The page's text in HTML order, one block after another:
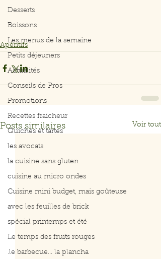
Desserts
Boissons
Les menus de la semaine
Petits déjeuners
Actualités
Conseils de Pros
Promotions
Recettes fraicheur
Quiches et tartes
les avocats
la cuisine sans gluten
cuisine au micro ondes
Cuisine mini budget, mais goûteuse
avec les feuilles de brick
spécial printemps et été
Le temps des fruits rouges
.le barbecue... la plancha
Apéritifs
Posts similaires Voir tout